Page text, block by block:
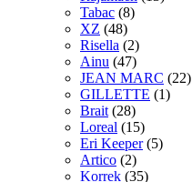
Tabac (8)
XZ (48)
Risella (2)
Ainu (47)
JEAN MARC (22)
GILLETTE (1)
Brait (28)
Loreal (15)
Eri Keeper (5)
Artico (2)
Korrek (35)